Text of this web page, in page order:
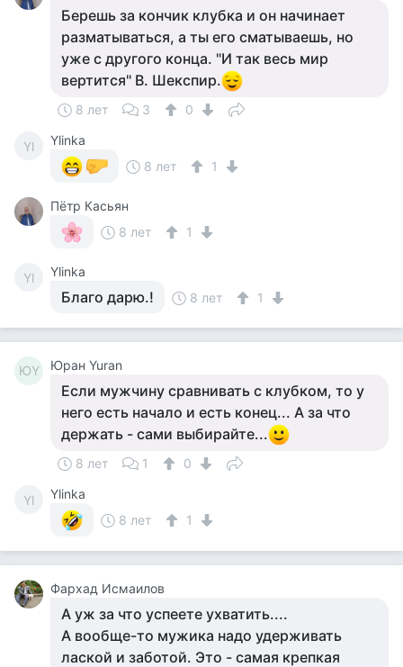
Берешь за кончик клубка и он начинает
разматываться, а ты его сматываешь, но
уже с другого конца. "И так весь мир
вертится" В. Шекспир.
8 лет 3 0
Yl
Ylinka
8 лет
1
Пётр Касьян
8 лет
1
Yl Ylinka
Благо дарю.! 8 лет 1
ЮY Юран Yuran
Если мужчину сравнивать с клубком, то у
него есть начало и есть конец... А за что
держать - сами выбирайте...
8 лет 1 0
Yl
Ylinka
8 лет
1
Фархад Исмаилов
А уж за что успеете ухватить....
А вообще-то мужика надо удерживать
лаской и заботой. Это - самая крепкая